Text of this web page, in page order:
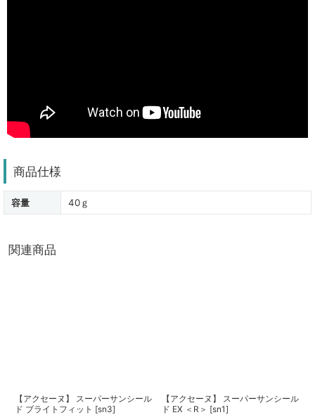
商品仕様
容量 40ｇ
関連商品
【アクセーヌ】 スーパーサンシール
ド ブライトフィット [sn3]
【アクセーヌ】 スーパーサンシール
ド EX ＜R＞ [sn1]